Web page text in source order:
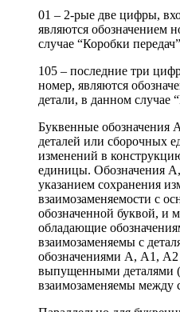
01 – 2-рые две цифры,
являются обозначением
случае “Коробки передач”
105 – последние три
номер, являются
детали, в данном случае
Буквенные обозначения
деталей или сборочных
изменений в
единицы. Обозначения
указанием сохранения
взаимозаменяемости с
обозначенной буквой, и
обладающие
взаимозаменяемы с
обозначениями А, А1, А2
выпущенными деталями
взаимозаменяемы между